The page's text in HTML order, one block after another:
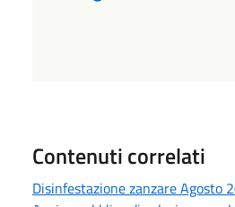
Contenuti correlati
Disinfestazione zanzare Agosto